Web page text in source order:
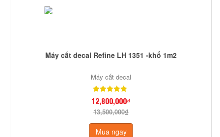
Máy cắt decal Refine LH 1351 -khổ 1m2
Máy cắt decal
12,800,000₫
13,500,000₫
Mua ngay